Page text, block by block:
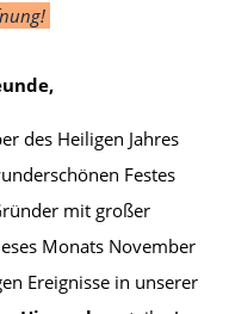
des Heiligen Jahres
Festes
mit großer
Monats November
Ereignisse in unserer